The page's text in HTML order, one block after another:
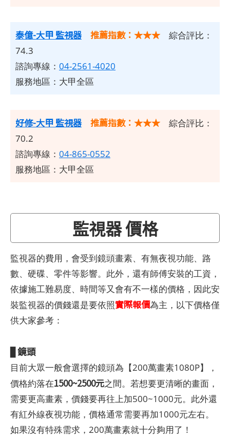
泰億-大甲 監視器 推薦指數：★★★
綜合評比：
74.3
諮詢專線： 04-2561-4020
服務地區：大甲全區
好修-大甲 監視器 推薦指數：★★★
綜合評比：
70.2
諮詢專線： 04-865-0552
服務地區：大甲全區
監視器 價格
監視器的費用，會受到鏡頭畫素、有無夜視功能、路
數、硬碟、零件等影響。此外，還有師傅安裝的工資，
依據施工難易度、時間等又會有不一樣的價格，因此安
裝監視器的價錢還是要依照實際報價為主，以下價格僅
供大家參考：
鏡頭
目前大眾一般會選擇的鏡頭為【200萬畫素1080P】，
價格約落在1500~2500元之間。若想要更清晰的畫面，
需要更高畫素，價錢要再往上加500~1000元。此外還
有紅外線夜視功能，價格通常需要再加1000元左右。
如果沒有特殊需求，200萬畫素就十分夠用了！